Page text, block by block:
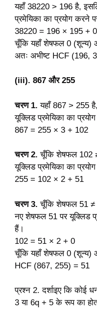
यहाँ 38220 > 196 है,
प्रमेयिका का प्रयोग करने
38220 = 196 × 195 + 0
चूँकि यहाँ शेषफल 0 (शून्य)
अतः अभीष्ट HCF (196,
(iii). 867 और 255
चरण 1. यहाँ 867 > 255
यूक्लिड प्रमेयिका का
867 = 255 × 3 + 102
चरण 2.चूँकि शेषफल 102
यूक्लिड प्रमेयिका का
255 = 102 × 2 + 51
चरण 3.चूँकि शेषफल 51 ≠
नए शेषफल 51 पर यूक्लिड
हैं।
102 = 51 × 2 + 0
चूँकि यहाँ शेषफल 0 (शून्य)
HCF (867, 255) = 51
प्रश्न 2. दर्शाइए कि कोई
3 या 6q + 5 के रूप का